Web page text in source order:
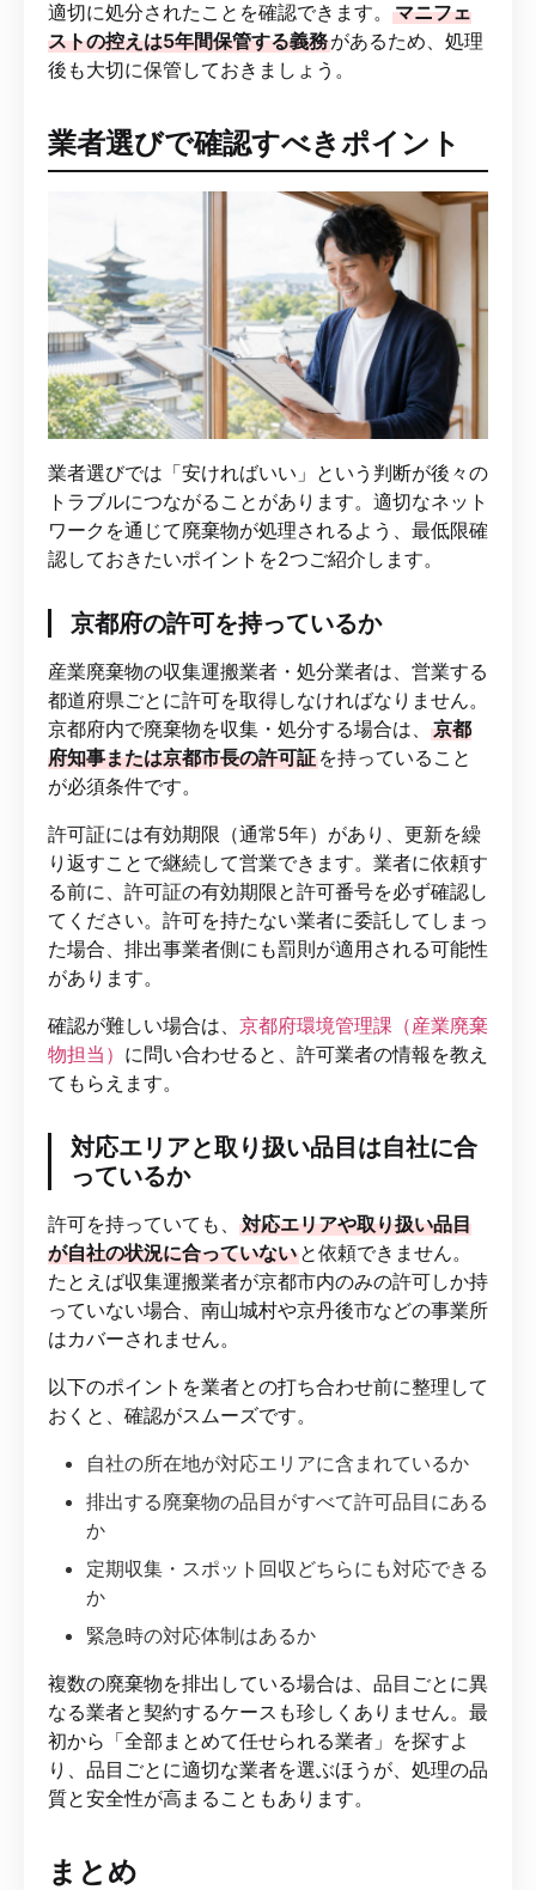
適切に処分されたことを確認できます。 マニフェ
ストの控えは5年間保管する義務があるため、処理
後も大切に保管しておきましょう。
業者選びで確認すべきポイント
業者選びでは「安ければいい」という判断が後々の
トラブルにつながることがあります。適切なネット
ワークを通じて廃棄物が処理されるよう、最低限確
認しておきたいポイントを2つご紹介します。
京都府の許可を持っているか
産業廃棄物の収集運搬業者・処分業者は、営業する
都道府県ごとに許可を取得しなければなりません。
京都府内で廃棄物を収集・処分する場合は、 京都
府知事または京都市長の許可証 を持っていること
が必須条件です。
許可証には有効期限（通常5年）があり、更新を繰
り返すことで継続して営業できます。業者に依頼す
る前に、許可証の有効期限と許可番号を必ず確認し
てください。許可を持たない業者に委託してしまっ
た場合、排出事業者側にも罰則が適用される可能性
があります。
確認が難しい場合は、 京都府環境管理課（産業廃棄
物担当） に問い合わせると、許可業者の情報を教え
てもらえます。
対応エリアと取り扱い品目は自社に合
っているか
許可を持っていても、 対応エリアや取り扱い品目
が自社の状況に合っていない と依頼できません。
たとえば収集運搬業者が京都市内のみの許可しか持
っていない場合、南山城村や京丹後市などの事業所
はカバーされません。
以下のポイントを業者との打ち合わせ前に整理して
おくと、確認がスムーズです。
自社の所在地が対応エリアに含まれているか
排出する廃棄物の品目がすべて許可品目にある
か
定期収集・スポット回収どちらにも対応できる
か
緊急時の対応体制はあるか
複数の廃棄物を排出している場合は、品目ごとに異
なる業者と契約するケースも珍しくありません。最
初から「全部まとめて任せられる業者」を探すよ
り、品目ごとに適切な業者を選ぶほうが、処理の品
質と安全性が高まることもあります。
まとめ